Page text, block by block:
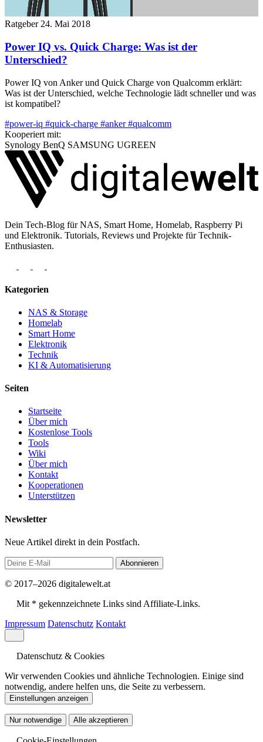
Ratgeber 24. Mai 2018
Power IQ vs. Quick Charge: Was ist der
Unterschied?
Power IQ von Anker und Quick Charge von Qualcomm erklärt:
Was ist der Unterschied, welche Technologie lädt schneller und was
ist kompatibel?
#power-iq #quick-charge #anker#qualcomm
Kooperiert mit:
Synology BenQ SAMSUNG UGREEN
Dein Tech-Blog für NAS, Smart Home, Homelab, Raspberry Pi
und Elektronik. Tutorials, Reviews und Projekte für Technik-
Enthusiasten.
Kategorien
NAS & Storage
Homelab
Smart Home
Elektronik
Technik
KI & Automatisierung
Seiten
Startseite
Über mich
Kostenlose Tools
Tools
Wiki
Über mich
Kontakt
Kooperationen
Unterstützen
Newsletter
Neue Artikel direkt in dein Postfach.
Abonnieren
© 2017–2026 digitalewelt.at
Mit * gekennzeichnete Links sind Affiliate-Links.
Impressum Datenschutz Kontakt
Datenschutz & Cookies
Wir verwenden Cookies und ähnliche Technologien. Einige sind
notwendig, andere helfen uns, die Seite zu verbessern.
Einstellungen anzeigen
Nur notwendige Alle akzeptieren